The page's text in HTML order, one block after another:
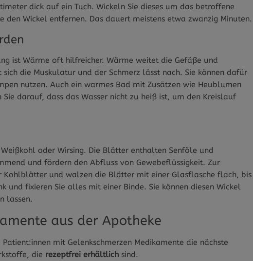
dick auf ein Tuch. Wickeln Sie dieses um das betroffene
Wickel entfernen. Das dauert meistens etwa zwanzig Minuten.
ist Wärme oft hilfreicher. Wärme weitet die Gefäße und
die Muskulatur und der Schmerz lässt nach. Sie können dafür
nutzen. Auch ein warmes Bad mit Zusätzen wie Heublumen
darauf, dass das Wasser nicht zu heiß ist, um den Kreislauf
oder Wirsing. Die Blätter enthalten Senföle und
und fördern den Abfluss von Gewebeflüssigkeit. Zur
Kohlblätter und walzen die Blätter mit einer Glasflasche flach, bis
und fixieren Sie alles mit einer Binde. Sie können diesen Wickel
lassen.
aus der Apotheke
mit Gelenkschmerzen Medikamente die nächste
die rezeptfrei erhältlich sind.